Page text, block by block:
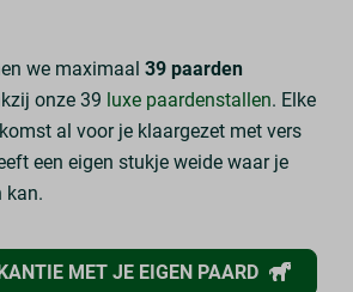
we maximaal39 paarden
onze 39 luxe paardenstallen. Elke
al voor je klaargezet met vers
een eigen stukje weide waar je
kan.
MET JE EIGEN PAARD